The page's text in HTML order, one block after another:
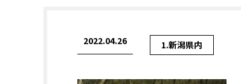
2022.04.26 1.新潟県内